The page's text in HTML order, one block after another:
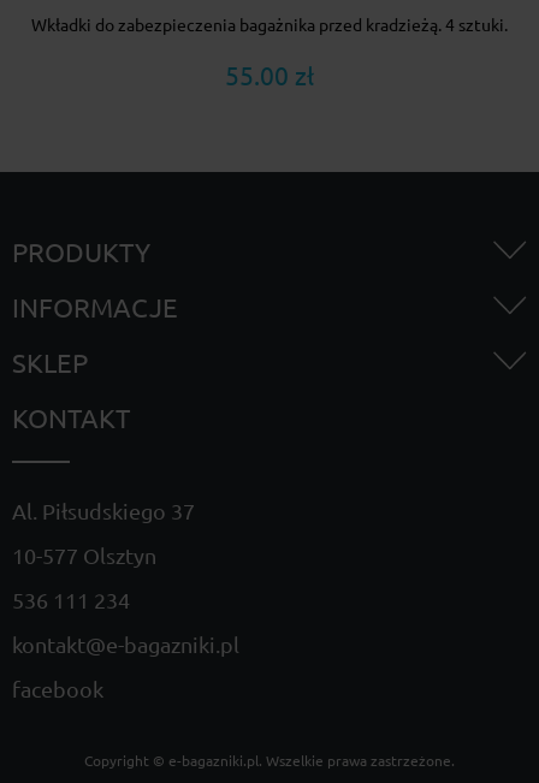
Wkładki do zabezpieczenia bagażnika przed kradzieżą. 4 sztuki.
55.00 zł
PRODUKTY
INFORMACJE
SKLEP
KONTAKT
Al. Piłsudskiego 37
10-577 Olsztyn
536 111 234
kontakt@e-bagazniki.pl
facebook
Copyright © e-bagazniki.pl. Wszelkie prawa zastrzeżone.